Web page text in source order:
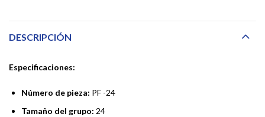
DESCRIPCIÓN
Especificaciones:
Número de pieza: PF -24
Tamaño del grupo: 24